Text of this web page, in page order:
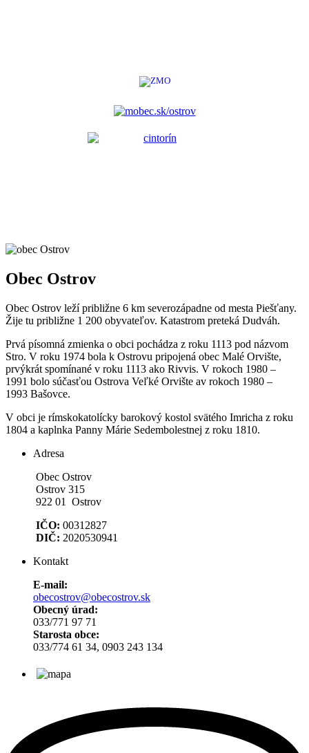
Obec Ostrov
Obec Ostrov leží približne 6 km severozápadne od mesta Piešťany.
Žije tu približne 1 200 obyvateľov. Katastrom preteká Dudváh.
Prvá písomná zmienka o obci pochádza z roku 1113 pod názvom
Stro. V roku 1974 bola k Ostrovu pripojená obec Malé Orvište,
prvýkrát spomínané v roku 1113 ako Rivvis. V rokoch 1980 –
1991 bolo súčasťou Ostrova Veľké Orvište av rokoch 1980 –
1993 Bašovce.
V obci je rímskokatolícky barokový kostol svätého Imricha z roku
1804 a kaplnka Panny Márie Sedembolestnej z roku 1810.
Adresa
Obec Ostrov
Ostrov 315
922 01 Ostrov
IČO: 00312827
DIČ: 2020530941
Kontakt
E-mail:
obecostrov@obecostrov.sk
Obecný úrad:
033/771 97 71
Starosta obce:
033/774 61 34, 0903 243 134